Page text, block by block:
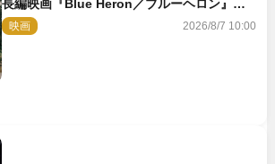
長編映画『Blue Heron／ブルーヘロン』
10.23公開
映画 2026/8/7 10:00